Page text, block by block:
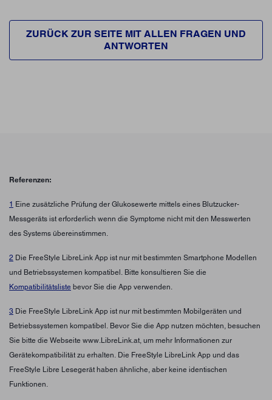
ZURÜCK ZUR SEITE MIT ALLEN FRAGEN UND
ANTWORTEN
Referenzen:
1 Eine zusätzliche Prüfung der Glukosewerte mittels eines Blutzucker-
Messgeräts ist erforderlich wenn die Symptome nicht mit den Messwerten
des Systems übereinstimmen.
2 Die FreeStyle LibreLink App ist nur mit bestimmten Smartphone Modellen
und Betriebssystemen kompatibel. Bitte konsultieren Sie die
Kompatibilitätsliste bevor Sie die App verwenden.
3 Die FreeStyle LibreLink App ist nur mit bestimmten Mobilgeräten und
Betriebssystemen kompatibel. Bevor Sie die App nutzen möchten, besuchen
Sie bitte die Webseite www.LibreLink.at, um mehr Informationen zur
Gerätekompatibilität zu erhalten. Die FreeStyle LibreLink App und das
FreeStyle Libre Lesegerät haben ähnliche, aber keine identischen
Funktionen.